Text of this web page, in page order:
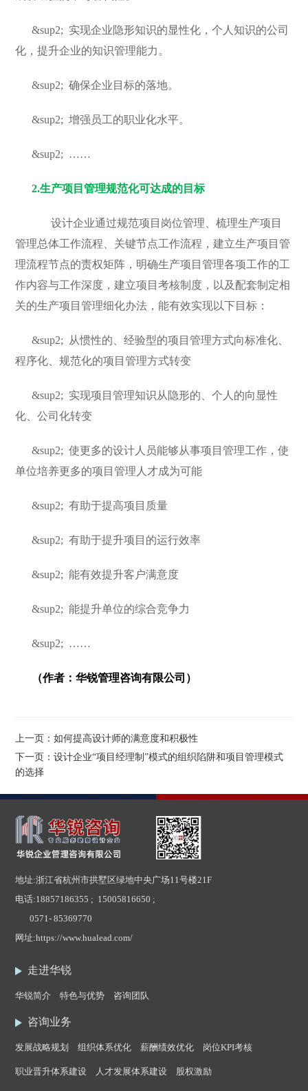
&sup2; 实现企业隐形知识的显性化，个人知识的公司
化，提升企业的知识管理能力。
&sup2;确保企业目标的落地。
&sup2;增强员工的职业化水平。
&sup2; ……
2.生产项目管理规范化可达成的目标
设计企业通过规范项目岗位管理、梳理生产项目
管理总体工作流程、关键节点工作流程，建立生产项目管
理流程节点的责权矩阵，明确生产项目管理各项工作的工
作内容与工作深度，建立项目考核制度，以及配套制定相
关的生产项目管理细化办法，能有效实现以下目标：
&sup2; 从惯性的、经验型的项目管理方式向标准化、
程序化、规范化的项目管理方式转变
&sup2; 实现项目管理知识从隐形的、个人的向显性
化、公司化转变
&sup2;使更多的设计人员能够从事项目管理工作，使
单位培养更多的项目管理人才成为可能
&sup2;有助于提高项目质量
&sup2;有助于提升项目的运行效率
&sup2;能有效提升客户满意度
&sup2;能提升单位的综合竞争力
&sup2; ……
（作者：华锐管理咨询有限公司）
上一页：如何提高设计师的满意度和积极性
下一页：设计企业“项目经理制”模式的组织陷阱和项目管理模式
的选择
走进华锐
华锐简介 特色与优势 咨询团队
咨询业务
发展战略规划 组织体系优化 薪酬绩效优化 岗位KPI考核
职业晋升体系建设 人才发展体系建设 股权激励
地址:浙江省杭州市拱墅区绿地中央广场11号楼21F
电话:18857186355 ; 15005816650 ;
0571- 85369770
网址:https://www.hualead.com/